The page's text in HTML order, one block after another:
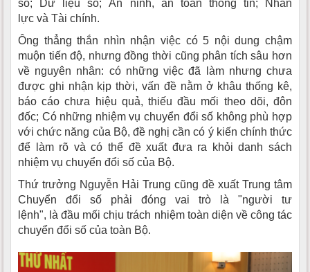
số; Dữ liệu số; An ninh, an toàn thông tin; Nhân
lực và Tài chính.
Ông thẳng thắn nhìn nhận việc có 5 nội dung chậm
muộn tiến độ, nhưng đồng thời cũng phân tích sâu hơn
về nguyên nhân: có những việc đã làm nhưng chưa
được ghi nhận kịp thời, vấn đề nằm ở khâu thống kê,
báo cáo chưa hiệu quả, thiếu đầu mối theo dõi, đôn
đốc; Có những nhiệm vụ chuyển đổi số không phù hợp
với chức năng của Bộ, đề nghị cần có ý kiến chính thức
để làm rõ và có thể đề xuất đưa ra khỏi danh sách
nhiệm vụ chuyển đổi số của Bộ.
Thứ trưởng Nguyễn Hải Trung cũng đề xuất Trung tâm
Chuyển đổi số phải đóng vai trò là "người tư
lệnh", là đầu mối chịu trách nhiệm toàn diện về công tác
chuyển đổi số của toàn Bộ.